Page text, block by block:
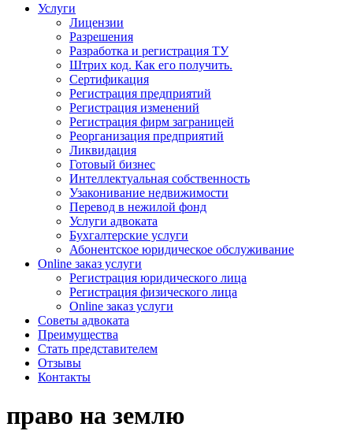
Услуги
Лицензии
Разрешения
Разработка и регистрация ТУ
Штрих код. Как его получить.
Сертификация
Регистрация предприятий
Регистрация изменений
Регистрация фирм заграницей
Реорганизация предприятий
Ликвидация
Готовый бизнес
Интеллектуальная собственность
Узаконивание недвижимости
Перевод в нежилой фонд
Услуги адвоката
Бухгалтерские услуги
Абонентское юридическое обслуживание
Online заказ услуги
Регистрация юридического лица
Регистрация физического лица
Online заказ услуги
Советы адвоката
Преимущества
Стать представителем
Отзывы
Контакты
право на землю